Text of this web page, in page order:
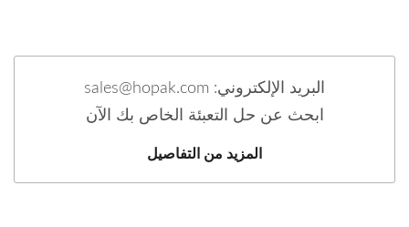
البريد الإلكتروني: sales@hopak.com
ابحث عن حل التعبئة الخاص بك الآن
المزيد من التفاصيل